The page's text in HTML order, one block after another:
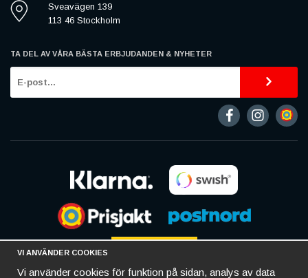
Sveavägen 139
113 46 Stockholm
TA DEL AV VÅRA BÄSTA ERBJUDANDEN & NYHETER
VI ANVÄNDER COOKIES
Vi använder cookies för funktion på sidan, analys av data